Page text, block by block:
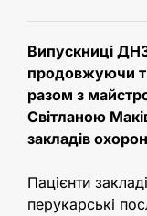
Випускниці
продовжуючи
разом з
Світланою
закладів
Пацієнти
перукарські